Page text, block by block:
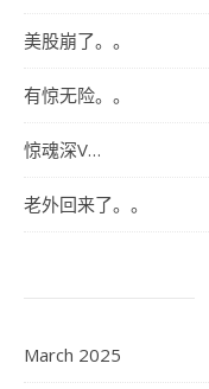
美股崩了。。
有惊无险。。
惊魂深V…
老外回来了。。
March 2025